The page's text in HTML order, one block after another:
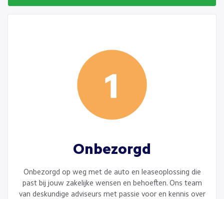
Onbezorgd
Onbezorgd op weg met de auto en leaseoplossing die
past bij jouw zakelijke wensen en behoeften. Ons team
van deskundige adviseurs met passie voor en kennis over